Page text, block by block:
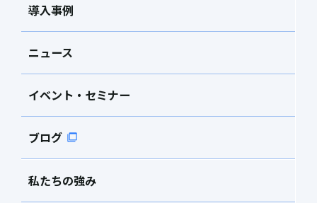
導入事例
ニュース
イベント・セミナー
ブログ
私たちの強み